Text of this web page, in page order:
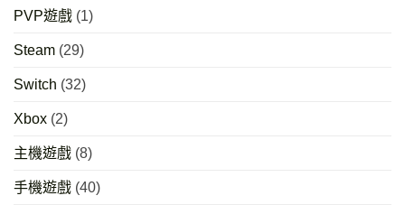
PVP遊戲 (1)
Steam (29)
Switch (32)
Xbox (2)
主機遊戲 (8)
手機遊戲 (40)